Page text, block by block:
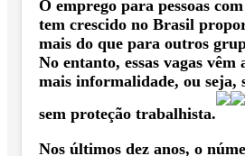
O emprego para pessoas
tem crescido no Brasil
mais do que para outros
No entanto, essas vagas vêm
mais informalidade, ou seja,
sem proteção trabalhista.
Nos últimos dez anos, o